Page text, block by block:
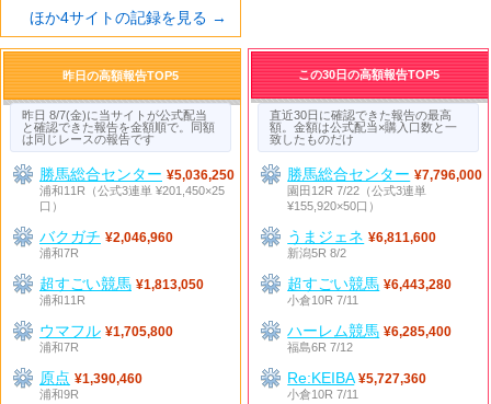
ほか4サイトの記録を見る →
昨日の高額報告TOP5
昨日 8/7(金)に当サイトが公式配当
と確認できた報告を金額順で。同額
は同じレースの報告です
勝馬総合センター ¥5,036,250
浦和11R（公式3連単 ¥201,450×25
口）
バクガチ ¥2,046,960
浦和7R
超すごい競馬 ¥1,813,050
浦和11R
ウマフル ¥1,705,800
浦和7R
原点 ¥1,390,460
浦和9R
この30日の高額報告TOP5
直近30日に確認できた報告の最高
額。金額は公式配当×購入口数と一
致したものだけ
勝馬総合センター ¥7,796,000
園田12R 7/22（公式3連単
¥155,920×50口）
うまジェネ ¥6,811,600
新潟5R 8/2
超すごい競馬 ¥6,443,280
小倉10R 7/11
ハーレム競馬 ¥6,285,400
福島6R 7/12
Re:KEIBA ¥5,727,360
小倉10R 7/11